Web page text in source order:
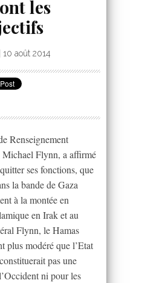
les
10 août 2014
Renseignement
Flynn, a affirmé
ses fonctions, que
la bande de Gaza
à la montée en
en Irak et au
Flynn, le Hamas
plus modéré que l’Etat
pas une
ni pour les